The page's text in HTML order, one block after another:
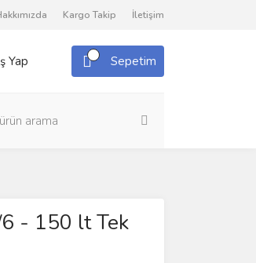
Kargo Takip İletişim
Yap Sepetim
- 150 lt Tek